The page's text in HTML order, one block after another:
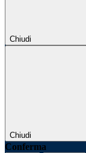
Chiudi
Chiudi
Conferma